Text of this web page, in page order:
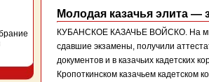
Молодая казачья элита —
КУБАНСКОЕ КАЗАЧЬЕ ВОЙСКО. На
сдавшие экзамены, получили
документов и в казачьих кадетских
Кропоткинском казачьем кадетском